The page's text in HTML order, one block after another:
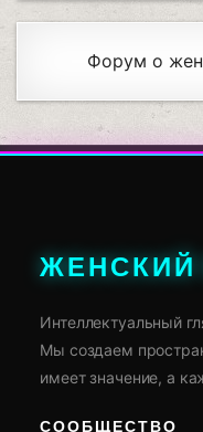
Форум о
ЖЕНСКИЙ
Интеллектуальный
Мы создаем
имеет значение, а
СООБЩЕСТВО